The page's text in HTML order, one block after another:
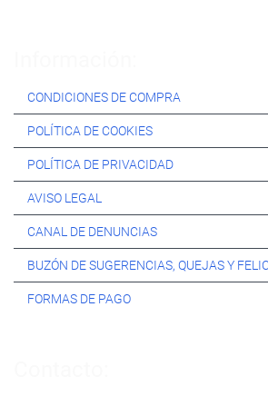
CONDICIONES DE COMPRA
POLÍTICA DE COOKIES
POLÍTICA DE PRIVACIDAD
AVISO LEGAL
CANAL DE DENUNCIAS
BUZÓN DE SUGERENCIAS, QUEJAS Y
FORMAS DE PAGO